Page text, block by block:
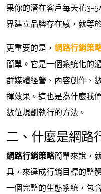
果你的潛在客戶每天花3-
界建立品牌存在感，就等
更重要的是， 網路行銷策
簡單。它是一個系統化的
群媒體經營、內容創作、
揮效果。這也是為什麼我
數位規劃執行的方法。
二、什麼是網路
網路行銷策略簡單來說，
具，來達成行銷目標的整
一個完整的生態系統，包